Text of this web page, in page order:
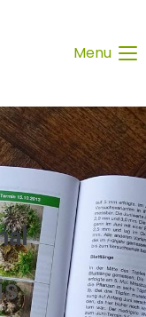
Menu